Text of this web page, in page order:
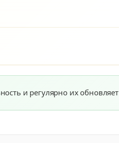
и регулярно их обновляет